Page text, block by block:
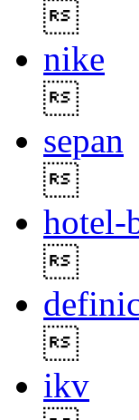
nike
sepan
hotel-
ikv